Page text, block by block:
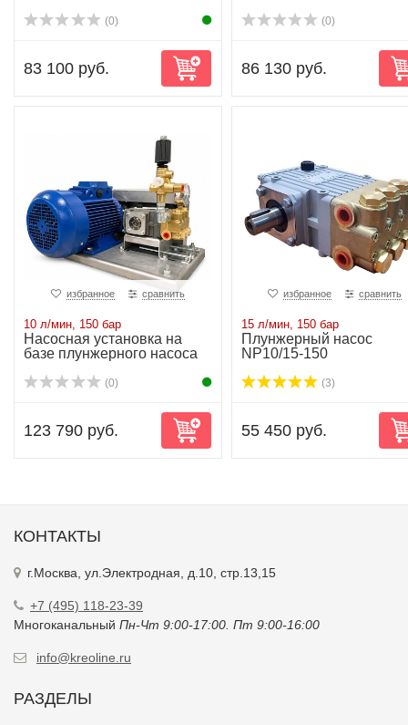
(0)
83 100 руб.
(0)
86 130 руб.
избранное сравнить
10 л/мин, 150 бар
Насосная установка на
базе плунжерного насоса
(0)
123 790 руб.
избранное сравнить
15 л/мин, 150 бар
Плунжерный насос
NP10/15-150
(3)
55 450 руб.
КОНТАКТЫ
г.Москва, ул.Электродная, д.10, стр.13,15
+7 (495) 118-23-39
Многоканальный Пн-Чт 9:00-17:00. Пт 9:00-16:00
info@kreoline.ru
РАЗДЕЛЫ